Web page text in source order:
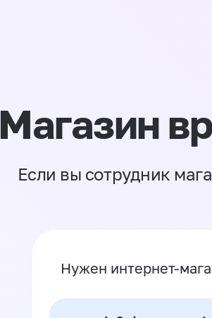
Магазин
Если вы сотрудник
Нужен интернет-